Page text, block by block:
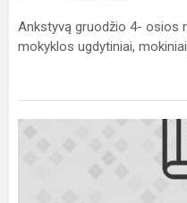
Ankstyvą gruodžio 4- osios
mokyklos ugdytiniai,
Projektas